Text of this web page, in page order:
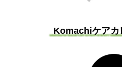
Komachiケアカ